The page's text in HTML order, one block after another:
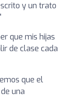
y un trato
que mis hijas
de clase cada
que el
una